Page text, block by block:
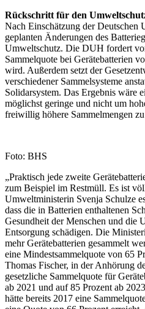
Rückschritt für den
Nach Einschätzung der
geplanten Änderungen des
Umweltschutz. Die DUH fordert
Sammelquote bei Gerätebatterien
wird. Außerdem setzt der
verschiedener Sammelsysteme
Solidarsystem. Das Ergebnis wäre
möglichst geringe und nicht um
freiwillig höhere Sammelmengen
Foto: BHS
„Praktisch jede zweite
zum Beispiel im Restmüll. Es ist
Umweltministerin Svenja Schulze
dass die in Batterien enthaltenen
Gesundheit der Menschen und die
Entsorgung schädigen. Die
mehr Gerätebatterien gesammelt
eine Mindestsammelquote von 65
Thomas Fischer, in der Anhörung
gesetzliche Sammelquote für
ab 2021 und auf 85 Prozent ab
hätte bereits 2017 eine